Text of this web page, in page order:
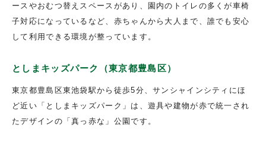
ースやおむつ替えスペースがあり、園内のトイレの多くが車椅
子対応になっているなど、赤ちゃんから大人まで、誰でも安心
して利用できる環境が整っています。
としまキッズパーク（東京都豊島区）
東京都豊島区東池袋駅から徒歩5分、サンシャインシティにほ
ど近い「としまキッズパーク」は、遊具や建物が赤で統一され
たデザインの「真っ赤な」公園です。